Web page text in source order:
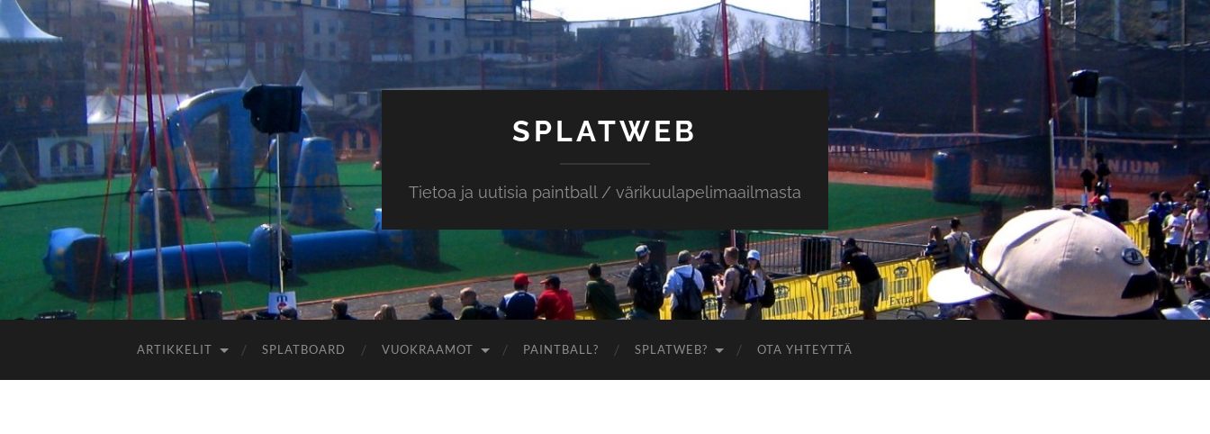
SPLATWEB
Tietoa ja uutisia paintball / värikuulapelimaailmasta
ARTIKKELIT SPLATBOARD VUOKRAAMOT PAINTBALL? SPLATWEB? OTA YHTEYTTÄ